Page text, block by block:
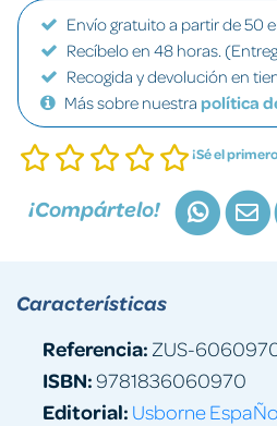
Envío gratuito a partir de 50
Recíbelo en 48 horas.
Recogida y devolución en
Más sobre nuestra política
¡Sé el
¡Compártelo!
Características
Referencia: ZUS-
ISBN:9781836060970
Editorial: Usborne